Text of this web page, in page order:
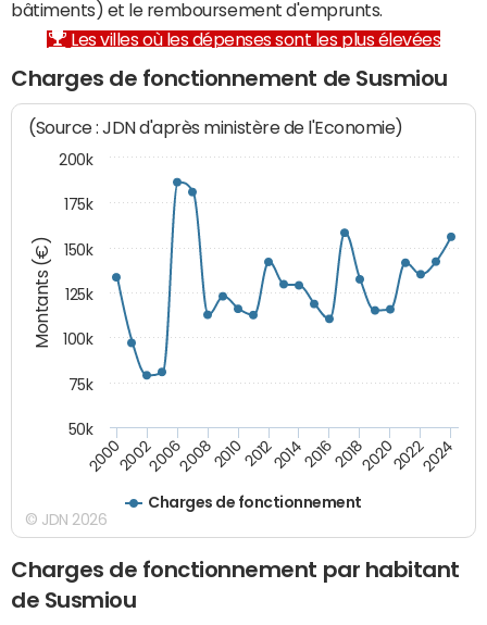
bâtiments) et le remboursement d'emprunts.
Les villes où les dépenses sont les plus élevées
Charges de fonctionnement de Susmiou
Montants (€)
(Source : JDN d'après ministère de l'Economie)
Charges de fonctionnement
200020022006200820102012201420162018202020222024
50k
75k
100k
125k
150k
175k
200k
© JDN 2026
Charges de fonctionnement par habitant
de Susmiou